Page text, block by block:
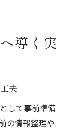
導く実
夫
して事前準備
の情報整理や